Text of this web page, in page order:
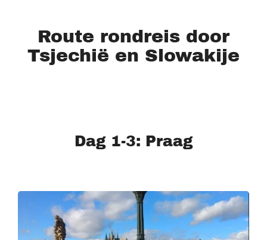
Route rondreis door
Tsjechië en Slowakije
Dag 1-3: Praag